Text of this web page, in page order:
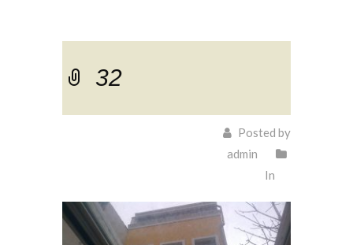
32
Posted by
admin
In